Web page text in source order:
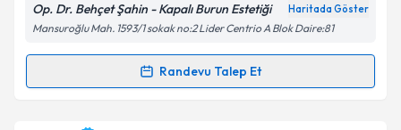
Kişisel verilerimin işlenmesine ilişkin
Aydınlatma
Metni 'ni okudum ve kişisel verilerimin belirtilen
kapsamda işlenmesini kabul ediyorum.
Op. Dr. Behçet Şahin - Kapalı Burun Estetiği Haritada Göster
Mansuroğlu Mah. 1593/1 sokak no:2 Lider Centrio A Blok Daire:81
Randevu Talep Et
Randevu Takvimi Talebi